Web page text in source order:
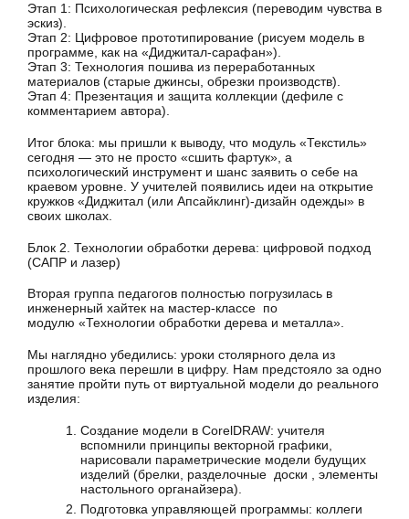
Этап 1: Психологическая рефлексия (переводим чувства в
эскиз).
Этап 2: Цифровое прототипирование (рисуем модель в
программе, как на «Диджитал-сарафан»).
Этап 3: Технология пошива из переработанных
материалов (старые джинсы, обрезки производств).
Этап 4: Презентация и защита коллекции (дефиле с
комментарием автора).
Итог блока: мы пришли к выводу, что модуль «Текстиль»
сегодня — это не просто «сшить фартук», а
психологический инструмент и шанс заявить о себе на
краевом уровне. У учителей появились идеи на открытие
кружков «Диджитал (или Апсайклинг)-дизайн одежды» в
своих школах.
Блок 2. Технологии обработки дерева: цифровой подход
(САПР и лазер)
Вторая группа педагогов полностью погрузилась в
инженерный хайтек на мастер-классе по
модулю «Технологии обработки дерева и металла».
Мы наглядно убедились: уроки столярного дела из
прошлого века перешли в цифру. Нам предстояло за одно
занятие пройти путь от виртуальной модели до реального
изделия:
Создание модели в CorelDRAW: учителя
вспомнили принципы векторной графики,
нарисовали параметрические модели будущих
изделий (брелки, разделочные доски , элементы
настольного органайзера).
Подготовка управляющей программы: коллеги